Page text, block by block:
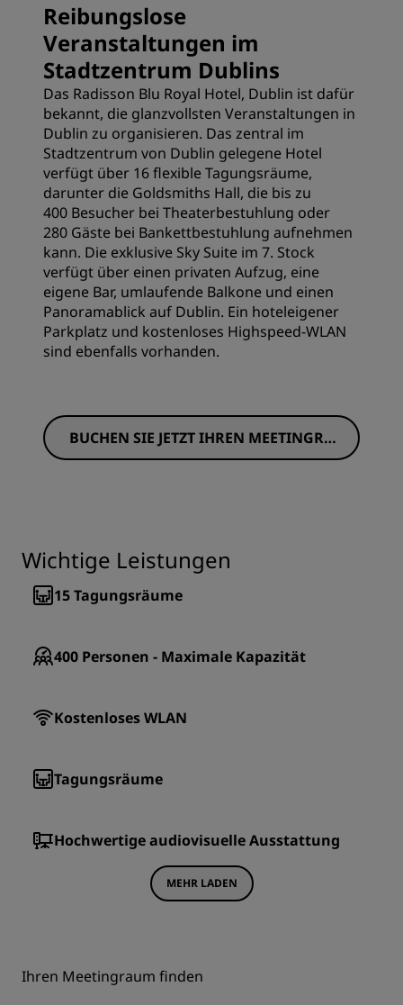
Reibungslose
Veranstaltungen im
Stadtzentrum Dublins
Das Radisson Blu Royal Hotel, Dublin ist dafür
bekannt, die glanzvollsten Veranstaltungen in
Dublin zu organisieren. Das zentral im
Stadtzentrum von Dublin gelegene Hotel
verfügt über 16 flexible Tagungsräume,
darunter die Goldsmiths Hall, die bis zu
400 Besucher bei Theaterbestuhlung oder
280 Gäste bei Bankettbestuhlung aufnehmen
kann. Die exklusive Sky Suite im 7. Stock
verfügt über einen privaten Aufzug, eine
eigene Bar, umlaufende Balkone und einen
Panoramablick auf Dublin. Ein hoteleigener
Parkplatz und kostenloses Highspeed-WLAN
sind ebenfalls vorhanden.
BUCHEN SIE JETZT IHREN MEETINGRA
UM
Wichtige Leistungen
15Tagungsräume
400 Personen - Maximale Kapazität
Kostenloses WLAN
Tagungsräume
Hochwertige audiovisuelle Ausstattung
MEHR LADEN
Ihren Meetingraum finden